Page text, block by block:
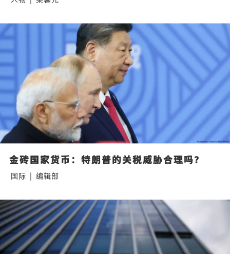
金砖国家货币：特朗普的关税威胁合理吗？
国际 | 编辑部